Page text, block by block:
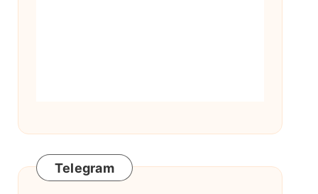
Telegram